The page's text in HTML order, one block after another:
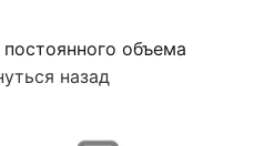
объема
назад